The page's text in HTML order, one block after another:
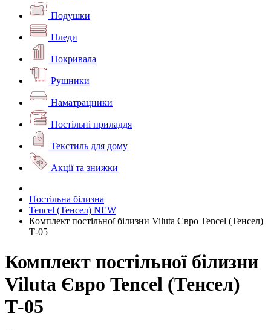
Подушки
Пледи
Покривала
Рушники
Наматрацники
Постільні приладдя
Текстиль для дому
Акції та знижки
Постільна білизна
Tencel (Тенсел) NEW
Комплект постільної білизни Viluta Євро Tencel (Тенсел)
Т-05
Комплект постільної білизни
Viluta Євро Tencel (Тенсел)
Т-05